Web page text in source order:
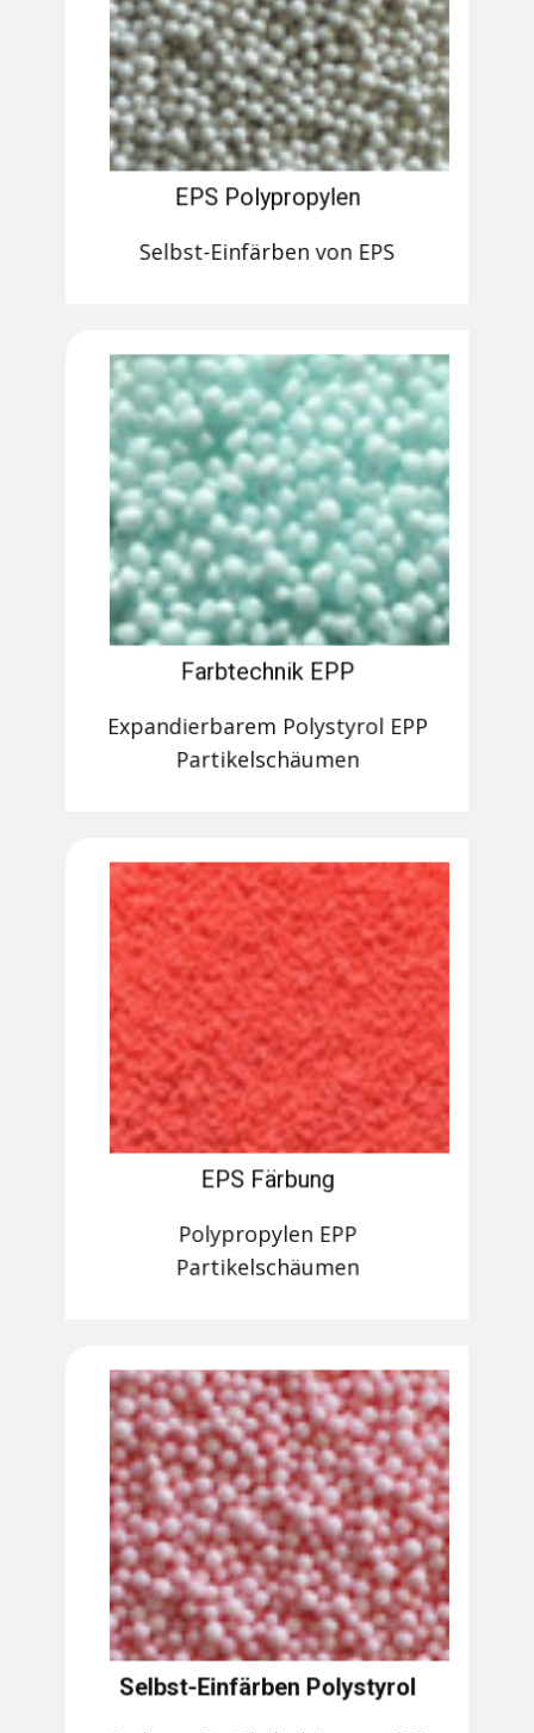
EPS Polypropylen
Selbst-Einfärben von EPS
Farbtechnik EPP
Expandierbarem Polystyrol EPP
Partikelschäumen
EPS Färbung
Polypropylen EPP
Partikelschäumen
Selbst-Einfärben Polystyrol